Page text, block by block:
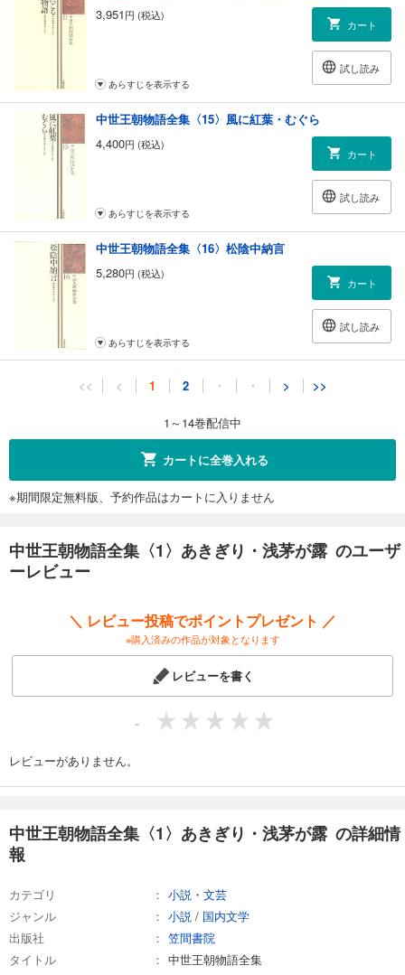
3,951円 (税込)
カート
試し読み
あらすじを表示する
中世王朝物語全集〈15〉風に紅葉・むぐら
4,400円 (税込)
カート
試し読み
あらすじを表示する
中世王朝物語全集〈16〉松陰中納言
5,280円 (税込)
カート
試し読み
あらすじを表示する
中世王朝物語全集〈19〉夜寝覚物語
中世王朝物語全集〈20〉我が身にたどる姫君〈上〉
中世王朝物語全集〈21〉我が身にたどる姫君〈下〉
4,950円 (税込)
あらすじを表示する
<< < 1 2 ・ ・ > >>
1～14巻配信中
カートに全巻入れる
※期間限定無料版、予約作品はカートに入りません
中世王朝物語全集〈1〉あきぎり・浅茅が露 のユーザ
ーレビュー
＼ レビュー投稿でポイントプレゼント ／
※購入済みの作品が対象となります
レビューを書く
-
レビューがありません。
中世王朝物語全集〈1〉あきぎり・浅茅が露 の詳細情
報
カテゴリ
小説・文芸
ジャンル
小説 / 国内文学
出版社
笠間書院
タイトル
中世王朝物語全集